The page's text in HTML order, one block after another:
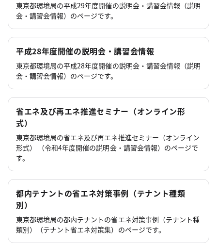
東京都環境局の平成29年度開催の説明会・講習会情報（説明
会・講習会情報）のページです。
平成28年度開催の説明会・講習会情報
東京都環境局の平成28年度開催の説明会・講習会情報（説明
会・講習会情報）のページです。
省エネ及び再エネ推進セミナー（オンライン形
式）
東京都環境局の省エネ及び再エネ推進セミナー（オンライン
形式） （令和4年度開催の説明会・講習会情報）のページで
す。
都内テナントの省エネ対策事例（テナント種類
別）
東京都環境局の都内テナントの省エネ対策事例（テナント種
類別）（テナント省エネ対策集）のページです。